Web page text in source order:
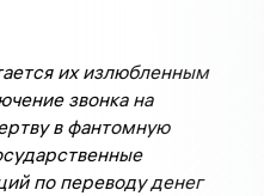
их излюбленным
звонка на
в фантомную
по переводу денег